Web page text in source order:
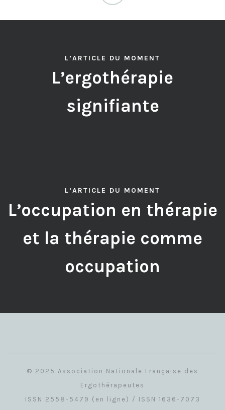
L’ARTICLE DU MOMENT
L’ergothérapie
signifiante
L’ARTICLE DU MOMENT
L’occupation en thérapie
et la thérapie comme
occupation
© 2025 Association Nationale Française des
Ergothérapeutes
ISSN 2558-5479 (en ligne) / ISSN 1636-7073